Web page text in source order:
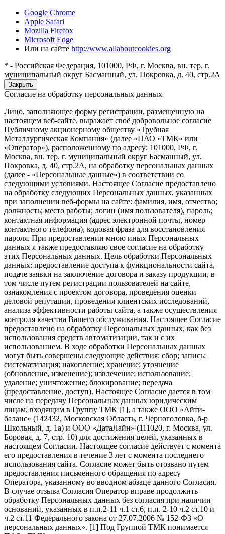
Google Chrome
Apple Safari
Mozilla Firefox
Microsoft Edge
Или на сайте http://www.allaboutcookies.org
* - Российская Федерация, 101000, РФ, г. Москва, вн. тер. г.
муниципальный округ Басманный, ул. Покровка, д. 40, стр.2А
Закрыть
Согласие на обработку персональных данных
Лицо, заполняющее форму регистрации, размещенную на
настоящем веб-сайте, выражает своё добровольное согласие
Публичному акционерному обществу «Трубная
Металлургическая Компания» (далее «ПАО «ТМК» или
«Оператор»), расположенному по адресу: 101000, РФ, г.
Москва, вн. тер. г. муниципальный округ Басманный, ул.
Покровка, д. 40, стр.2А, на обработку персональных данных
(далее - «Персональные данные») в соответствии со
следующими условиями. Настоящее Согласие предоставлено
на обработку следующих Персональных данных, указанных
при заполнении веб-формы на сайте: фамилия, имя, отчество;
должность; место работы; логин (имя пользователя), пароль;
контактная информация (адрес электронной почты, номер
контактного телефона), кодовая фраза для восстановления
пароля. При предоставлении мною иных Персональных
данных я также предоставляю свое согласие на обработку
этих Персональных данных. Цель обработки Персональных
данных: предоставление доступа к функциональности сайта,
подаче заявки на заключение договора и заказу продукции, в
том числе путем регистрации пользователей на сайте,
ознакомления с проектом договора, проведения оценки
деловой репутации, проведения клиентских исследований,
анализа эффективности работы сайта, а также осуществления
контроля качества Вашего обслуживания. Настоящее Согласие
предоставлено на обработку Персональных данных, как без
использования средств автоматизации, так и с их
использованием. В ходе обработки Персональных данных
могут быть совершены следующие действия: сбор; запись;
систематизация; накопление; хранение; уточнение
(обновление, изменение); извлечение; использование;
удаление; уничтожение; блокирование; передача
(предоставление, доступ). Настоящее Согласие дается в том
числе на передачу Персональных данных юридическим
лицам, входящим в Группу ТМК [1], а также ООО «Айти-
баланс» (142432, Московская Область, г. Черноголовка, б-р
Школьный, д. 1а) и ООО «ДатаЛайн» (111020, г. Москва, ул.
Боровая, д. 7, стр. 10) для достижения целей, указанных в
настоящем Согласии. Настоящее согласие действует с момента
его предоставления в течение 3 лет с момента последнего
использования сайта. Согласие может быть отозвано путем
предоставления письменного обращения по адресу
Оператора, указанному во вводном абзаце данного Согласия.
В случае отзыва Согласия Оператор вправе продолжить
обработку Персональных данных без согласия при наличии
оснований, указанных в п.п.2-11 ч.1 ст.6, п.п. 2-10 ч.2 ст.10 и
ч.2 ст.11 Федерального закона от 27.07.2006 № 152-ФЗ «О
персональных данных». [1] Под Группой ТМК понимается